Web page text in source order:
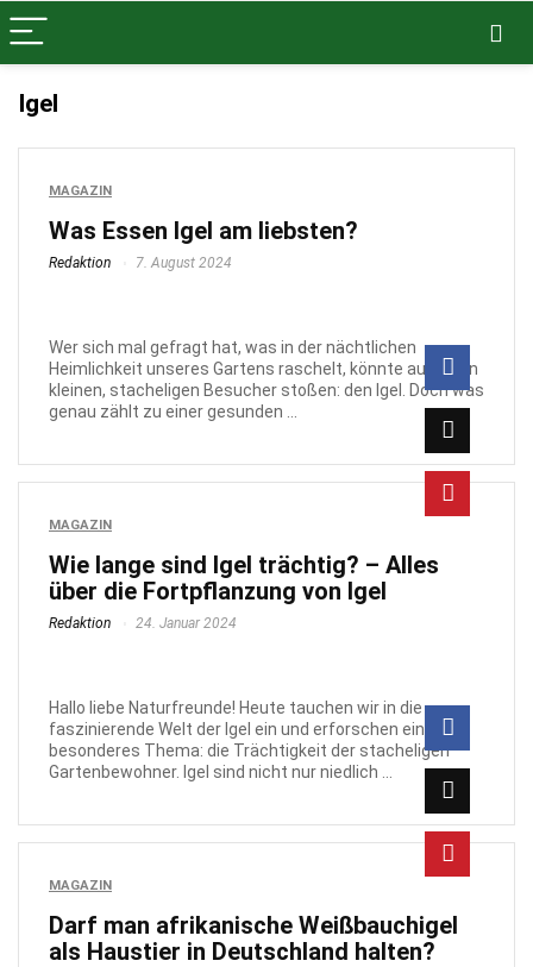
Igel
MAGAZIN
Was Essen Igel am liebsten?
Redaktion 7. August 2024
Wer sich mal gefragt hat, was in der nächtlichen
Heimlichkeit unseres Gartens raschelt, könnte auf einen
kleinen, stacheligen Besucher stoßen: den Igel. Doch was
genau zählt zu einer gesunden ...
MAGAZIN
Wie lange sind Igel trächtig? – Alles
über die Fortpflanzung von Igel
Redaktion 24. Januar 2024
Hallo liebe Naturfreunde! Heute tauchen wir in die
faszinierende Welt der Igel ein und erforschen ein
besonderes Thema: die Trächtigkeit der stacheligen
Gartenbewohner. Igel sind nicht nur niedlich ...
MAGAZIN
Darf man afrikanische Weißbauchigel
als Haustier in Deutschland halten?